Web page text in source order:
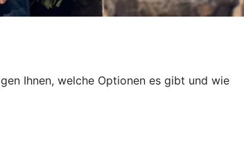
Ihnen, welche Optionen es gibt und wie